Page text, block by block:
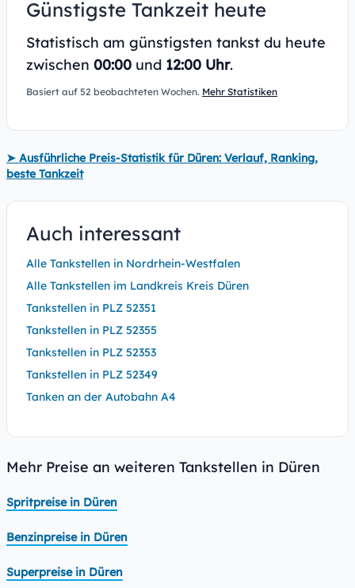
Günstigste Tankzeit heute
Statistisch am günstigsten tankst du heute
zwischen 00:00 und 12:00 Uhr.
Basiert auf 52 beobachteten Wochen. Mehr Statistiken
➤ Ausführliche Preis-Statistik für Düren: Verlauf, Ranking,
beste Tankzeit
Auch interessant
Alle Tankstellen in Nordrhein-Westfalen
Alle Tankstellen im Landkreis Kreis Düren
Tankstellen in PLZ 52351
Tankstellen in PLZ 52355
Tankstellen in PLZ 52353
Tankstellen in PLZ 52349
Tanken an der Autobahn A4
Mehr Preise an weiteren Tankstellen in Düren
Spritpreise in Düren
Benzinpreise in Düren
Superpreise in Düren